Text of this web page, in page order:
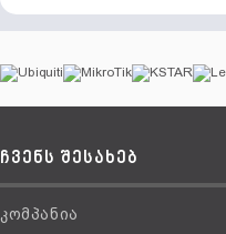
ჩვენს შესახებ
კომპანია